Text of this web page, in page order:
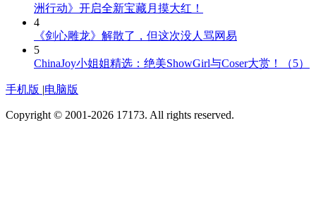
洲行动》开启全新宝藏月摸大红！
4
《剑心雕龙》解散了，但这次没人骂网易
5
ChinaJoy小姐姐精选：绝美ShowGirl与Coser大赏！（5）
手机版 |电脑版
Copyright © 2001-2026 17173. All rights reserved.